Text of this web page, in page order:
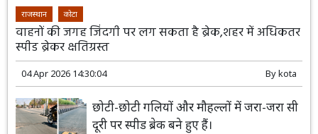
राजस्थान कोटा
वाहनों की जगह जिंदगी पर लग सकता है ब्रेक,शहर में अधिकतर
स्पीड ब्रेकर क्षतिग्रस्त
04 Apr 2026 14:30:04 Bykota
छोटी-छोटी गलियों और मौहल्लों में जरा-जरा सी
दूरी पर स्पीड ब्रेक बने हुए हैं।